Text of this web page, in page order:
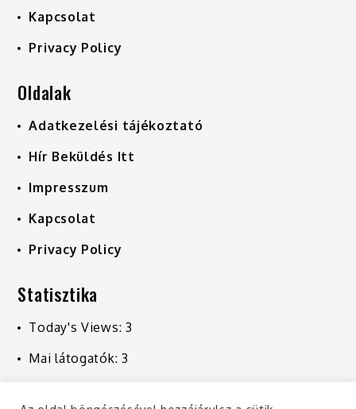
Kapcsolat
Privacy Policy
Oldalak
Adatkezelési tájékoztató
Hír Beküldés Itt
Impresszum
Kapcsolat
Privacy Policy
Statisztika
Today's Views: 3
Mai látogatók: 3